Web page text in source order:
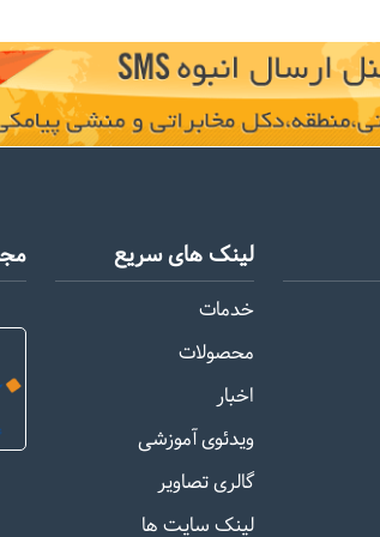
لینک های سریع
خدمات
محصولات
اخبار
ویدئوی آموزشی
گالری تصاویر
لینک سایت ها